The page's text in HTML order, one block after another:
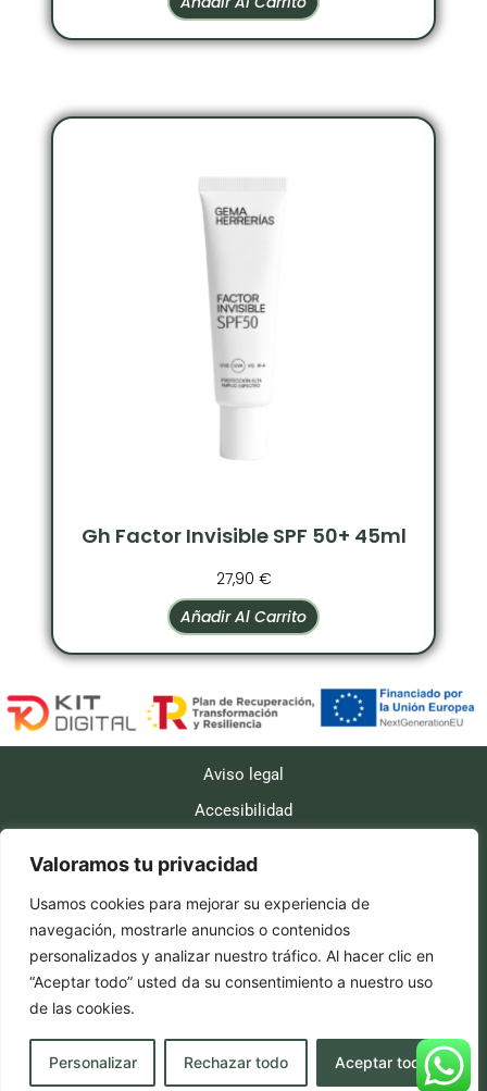
Valoramos tu privacidad
Usamos cookies para mejorar su experiencia de
navegación, mostrarle anuncios o contenidos
personalizados y analizar nuestro tráfico. Al hacer clic en
“Aceptar todo” usted da su consentimiento a nuestro uso
de las cookies.
Personalizar Rechazar todo Aceptar todo
Gh Factor Invisible SPF 50+ 45ml
27,90 €
Añadir Al Carrito
Aviso legal
Accesibilidad
Políticas de envío
Política de reembolso y devoluciones
Diseño web realizado por RK Informatika